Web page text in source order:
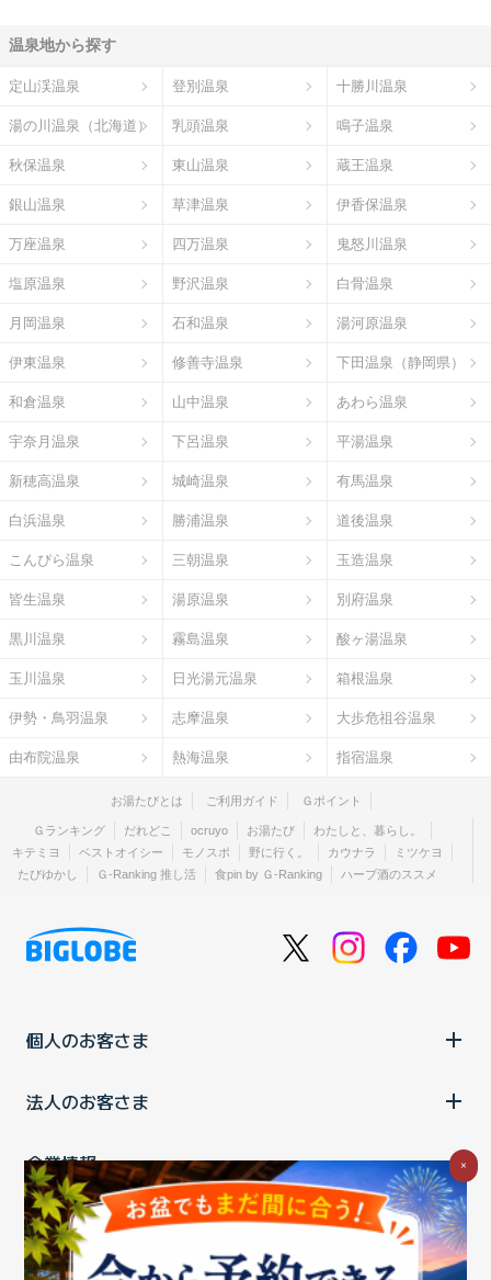
温泉地から探す
定山渓温泉 登別温泉 十勝川温泉
湯の川温泉（北海道） 乳頭温泉 鳴子温泉
秋保温泉 東山温泉 蔵王温泉
銀山温泉 草津温泉 伊香保温泉
万座温泉 四万温泉 鬼怒川温泉
塩原温泉 野沢温泉 白骨温泉
月岡温泉 石和温泉 湯河原温泉
伊東温泉 修善寺温泉 下田温泉（静岡県）
和倉温泉 山中温泉 あわら温泉
宇奈月温泉 下呂温泉 平湯温泉
新穂高温泉 城崎温泉 有馬温泉
白浜温泉 勝浦温泉 道後温泉
こんぴら温泉 三朝温泉 玉造温泉
皆生温泉 湯原温泉 別府温泉
黒川温泉 霧島温泉 酸ヶ湯温泉
玉川温泉 日光湯元温泉 箱根温泉
伊勢・鳥羽温泉 志摩温泉 大歩危祖谷温泉
由布院温泉 熱海温泉 指宿温泉
お湯たびとは ご利用ガイド Ｇポイント
Ｇランキング だれどこ ocruyo お湯たび
わたしと、暮らし。
キテミヨ
ベストオイシー モノスポ 野に行く。 カウナラ
ミツケヨ
たびゆかし
Ｇ-Ranking 推し活 食pin by Ｇ-Ranking ハーブ酒のススメ
個人のお客さま
法人のお客さま
企業情報
ご利用中の方
×